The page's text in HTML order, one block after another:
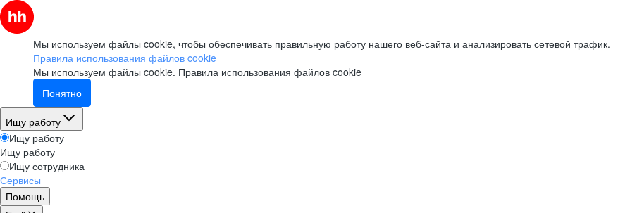
Мы используем файлы cookie, чтобы обеспечивать правильную работу нашего веб-сайта и анализировать сетевой трафик.
Правила использования файлов cookie
Мы используем файлы cookie. Правила использования файлов cookie
Понятно
Ищу работу
Ищу работу
Ищу работу
Ищу сотрудника
Сервисы
Помощь